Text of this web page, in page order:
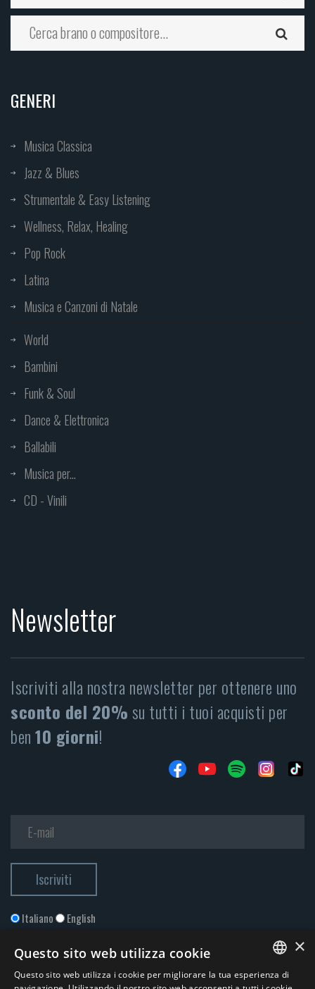
GENERI
Musica Classica
Jazz & Blues
Strumentale & Easy Listening
Wellness, Relax, Healing
Pop Rock
Latina
Musica e Canzoni di Natale
World
Bambini
Funk & Soul
Dance & Elettronica
Ballabili
Musica per...
CD - Vinili
Newsletter
Iscriviti alla nostra newsletter per ottenere uno
sconto del 20%su tutti i tuoi acquisti per
ben10 giorni!
Italiano English
ITALIAN
×
Questo sito web utilizza cookie
Questo sito web utilizza i cookie per migliorare la tua esperienza di